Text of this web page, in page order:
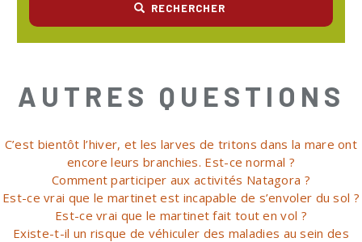
RECHERCHER
AUTRES QUESTIONS
C’est bientôt l’hiver, et les larves de tritons dans la mare ont
encore leurs branchies. Est-ce normal ?
Comment participer aux activités Natagora ?
Est-ce vrai que le martinet est incapable de s’envoler du sol ?
Est-ce vrai que le martinet fait tout en vol ?
Existe-t-il un risque de véhiculer des maladies au sein des